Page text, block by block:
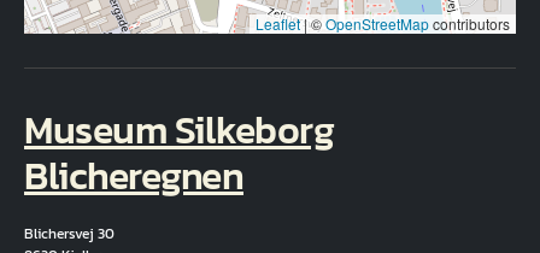
Leaflet|©OpenStreetMapcontributors
Museum Silkeborg
Blicheregnen
Blichersvej 30